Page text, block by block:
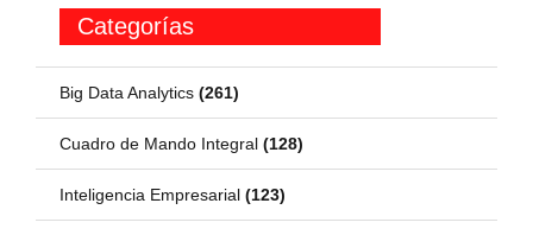
Categorías
Big Data Analytics (261)
Cuadro de Mando Integral (128)
Inteligencia Empresarial (123)